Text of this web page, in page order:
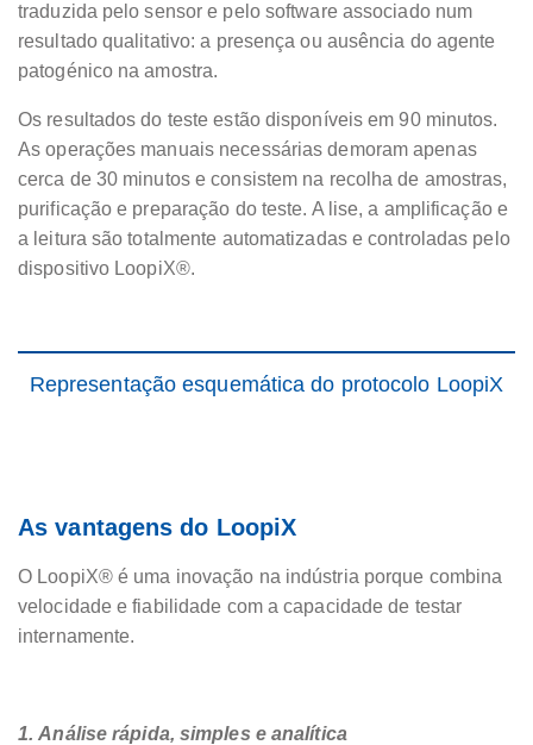
traduzida pelo sensor e pelo software associado num
resultado qualitativo: a presença ou ausência do agente
patogénico na amostra.
Os resultados do teste estão disponíveis em 90 minutos.
As operações manuais necessárias demoram apenas
cerca de 30 minutos e consistem na recolha de amostras,
purificação e preparação do teste. A lise, a amplificação e
a leitura são totalmente automatizadas e controladas pelo
dispositivo LoopiX®.
Representação esquemática do protocolo LoopiX
As vantagens do LoopiX
O LoopiX® é uma inovação na indústria porque combina
velocidade e fiabilidade com a capacidade de testar
internamente.
1. Análise rápida, simples e analítica